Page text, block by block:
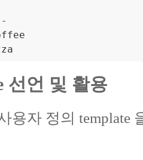
선언 및 활용
용자 정의 template